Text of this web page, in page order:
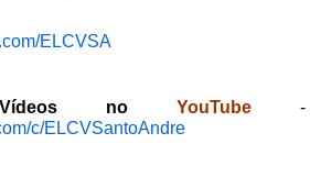
ELCVSA
no YouTube -
c/ELCVSantoAndre